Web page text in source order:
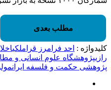
مطلب بعدی
کلیدواژه : احد فرامرز قراملکی
رازیپژوهشگاه علوم انسانی و
پژوهشی حکمت و فلسفه ایران